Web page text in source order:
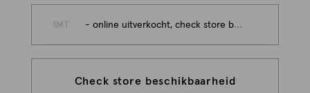
- online uitverkocht, check store beschikbaarheid
Check store beschikbaarheid